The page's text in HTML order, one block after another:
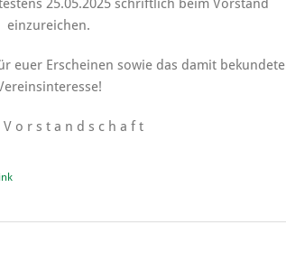
25.05.2025 schriftlich beim Vorstand
einzureichen.
euer Erscheinen sowie das damit bekundete
V o r s t a n d s c h a f t